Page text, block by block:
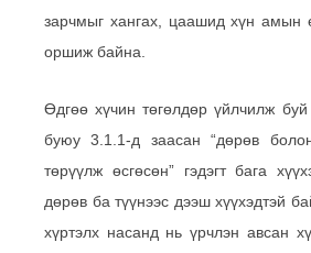
зарчмыг хангах, цаашид хүн амын
оршиж байна.
Өдгөө хүчин төгөлдөр үйлчилж
буюу 3.1.1-д заасан “дөрөв
төрүүлж өсгөсөн” гэдэгт бага
дөрөв ба түүнээс дээш хүүхэдтэй
хүртэлх насанд нь үрчлэн авсан